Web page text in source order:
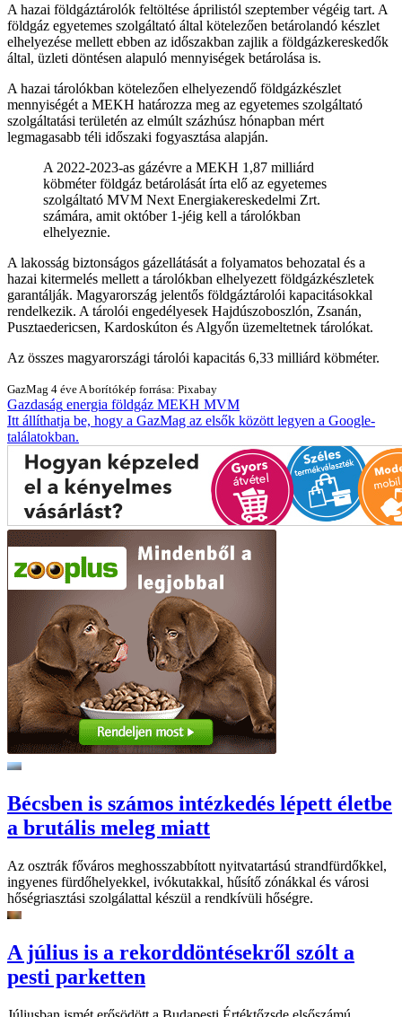
A hazai földgáztárolók feltöltése áprilistól szeptember végéig tart. A
földgáz egyetemes szolgáltató által kötelezően betárolandó készlet
elhelyezése mellett ebben az időszakban zajlik a földgázkereskedők
által, üzleti döntésen alapuló mennyiségek betárolása is.
A hazai tárolókban kötelezően elhelyezendő földgázkészlet
mennyiségét a MEKH határozza meg az egyetemes szolgáltató
szolgáltatási területén az elmúlt százhúsz hónapban mért
legmagasabb téli időszaki fogyasztása alapján.
A 2022-2023-as gázévre a MEKH 1,87 milliárd
köbméter földgáz betárolását írta elő az egyetemes
szolgáltató MVM Next Energiakereskedelmi Zrt.
számára, amit október 1-jéig kell a tárolókban
elhelyeznie.
A lakosság biztonságos gázellátását a folyamatos behozatal és a
hazai kitermelés mellett a tárolókban elhelyezett földgázkészletek
garantálják. Magyarország jelentős földgáztárolói kapacitásokkal
rendelkezik. A tárolói engedélyesek Hajdúszoboszlón, Zsanán,
Pusztaedericsen, Kardoskúton és Algyőn üzemeltetnek tárolókat.
Az összes magyarországi tárolói kapacitás 6,33 milliárd köbméter.
GazMag 4 éve A borítókép forrása: Pixabay
Gazdaság energia földgáz MEKH MVM
Itt állíthatja be, hogy a GazMag az elsők között legyen a Google-
találatokban.
Bécsben is számos intézkedés lépett életbe
a brutális meleg miatt
Az osztrák főváros meghosszabbított nyitvatartású strandfürdőkkel,
ingyenes fürdőhelyekkel, ivókutakkal, hűsítő zónákkal és városi
hőségriasztási szolgálattal készül a rendkívüli hőségre.
A július is a rekorddöntésekről szólt a
pesti parketten